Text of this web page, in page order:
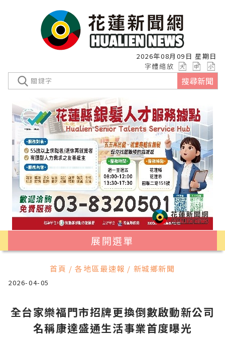
2026年08月09日 星期日
字體縮放
搜尋新聞
展開選單
首頁 / 各地區最速報 / 新城鄉新聞
2026-04-05
全台家樂福門市招牌更換倒數啟動新公司
名稱康達盛通生活事業首度曝光